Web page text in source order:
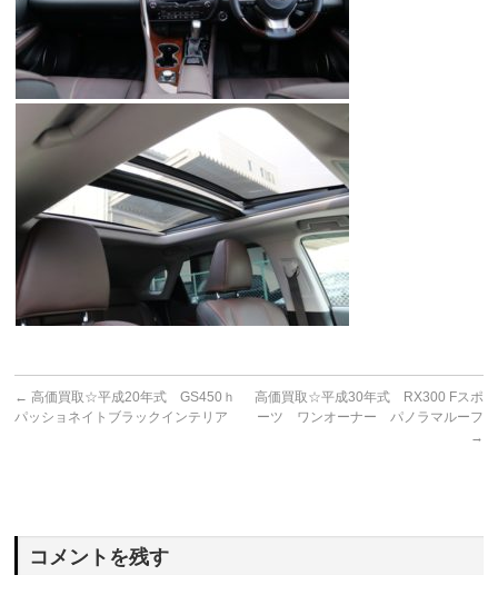
← 高価買取☆平成20年式 GS450ｈ
パッショネイトブラックインテリア
高価買取☆平成30年式 RX300 Fスポ
ーツ ワンオーナー パノラマルーフ
→
コメントを残す